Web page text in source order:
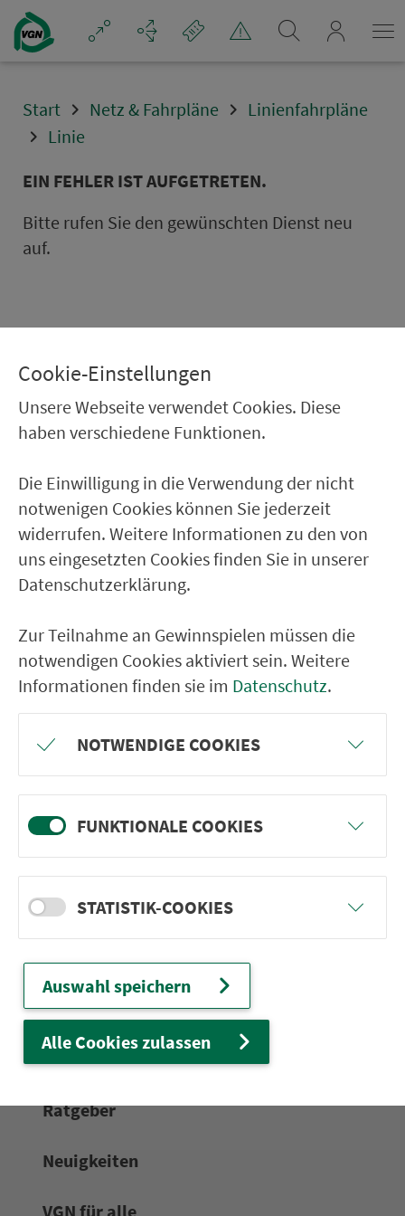
Navigation überspringen
Start Netz & Fahrpläne
Linienfahrpläne
Linie
EIN FEHLER IST AUFGETRETEN.
Bitte rufen Sie den gewünschten Dienst neu
auf.
Ver­kehrs­ver­bund Groß­raum
22.000 Qua­drat­ki­lo­me­ter. 130 Ver­kehrs­un­
ter­neh­men. 1.100 Linien. Eine Fahr­kar­te.
Ver­bin­dungen
Abfahrten
Tickets & Preise
Fahr­plan­ände­rungen
Wir sind für Sie da:
24h-Ser­vice­te­le­fon:
0911 27075-99
Zum Kon­taktformular
Netz & Fahrpläne
Frei­zeit-Tipps
Service
Rat­ge­ber
Neuigkeiten
VGN für alle
Cookie-Einstellungen
Unsere Webseite verwendet Cookies. Diese
haben verschiedene Funktionen.
Die Einwilligung in die Verwendung der nicht
notwenigen Cookies können Sie jederzeit
widerrufen. Weitere Informationen zu den von
uns eingesetzten Cookies finden Sie in unserer
Datenschutzerklärung.
Zur Teilnahme an Gewinnspielen müssen die
notwendigen Cookies aktiviert sein. Weitere
Informationen finden sie im Datenschutz.
NOTWENDIGE COOKIES
FUNKTIONALE COOKIES
STATISTIK-COOKIES
Auswahl speichern
Alle Cookies zulassen